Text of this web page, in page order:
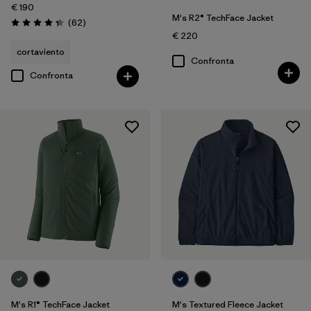
€ 190
Valutazione: 4.4 / 5
(62Recensioni
)
cortaviento
Confronta
M's R2® TechFace Jacket
€ 220
Confronta
M's R1® TechFace Jacket
M's Textured Fleece Jacket